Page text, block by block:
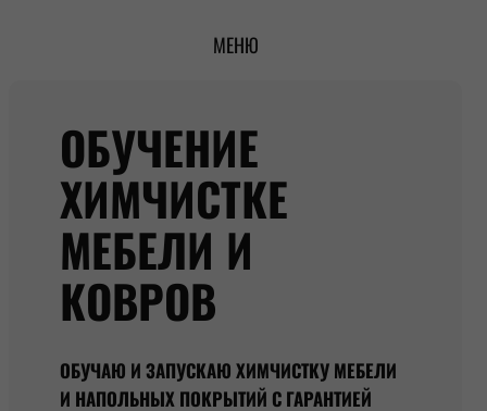
МЕНЮ
ОБУЧЕНИЕ
ХИМЧИСТКЕ
МЕБЕЛИ И
КОВРОВ
ОБУЧАЮ И ЗАПУСКАЮ ХИМЧИСТКУ МЕБЕЛИ
И НАПОЛЬНЫХ ПОКРЫТИЙ С ГАРАНТИЕЙ